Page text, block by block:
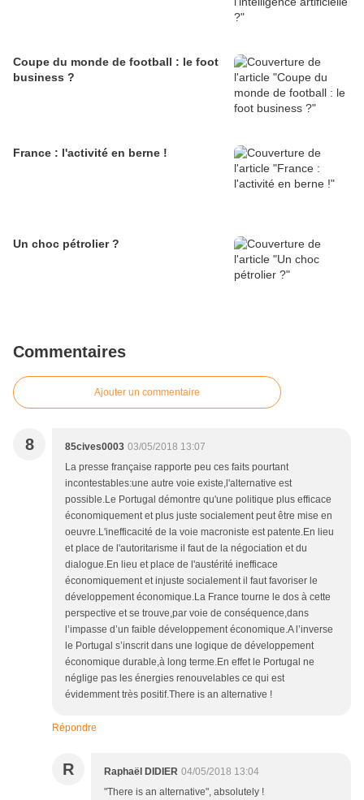
Coupe du monde de football : le foot
business ?
France : l'activité en berne !
Un choc pétrolier ?
Commentaires
Ajouter un commentaire
8 85cives0003 03/05/2018 13:07
La presse française rapporte peu ces faits pourtant
incontestables:une autre voie existe,l'alternative est
possible.Le Portugal démontre qu'une politique plus efficace
économiquement et plus juste socialement peut être mise en
oeuvre.L'inefficacité de la voie macroniste est patente.En lieu
et place de l'autoritarisme il faut de la négociation et du
dialogue.En lieu et place de l'austérité inefficace
économiquement et injuste socialement il faut favoriser le
développement économique.La France tourne le dos à cette
perspective et se trouve,par voie de conséquence,dans
l’impasse d’un faible développement économique.A l’inverse
le Portugal s’inscrit dans une logique de développement
économique durable,à long terme.En effet le Portugal ne
néglige pas les énergies renouvelables ce qui est
évidemment très positif.There is an alternative !
Répondre
R Raphaël DIDIER 04/05/2018 13:04
"There is an alternative", absolutely !